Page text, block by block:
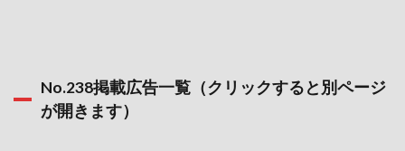
No.238掲載広告一覧（クリックすると別ページ
が開きます）